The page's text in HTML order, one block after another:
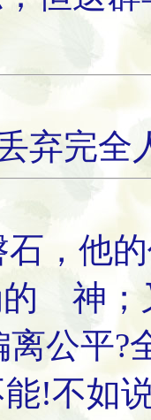
弃完全
石，他
的 神；
公平?
能!不如